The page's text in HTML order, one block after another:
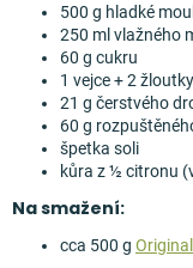
500 g hladké
250 ml vlažného
60 g cukru
1 vejce + 2 žloutky
21 g čerstvého
60 g
špetka soli
kůra z ½ citronu
Na smažení:
cca 500 g